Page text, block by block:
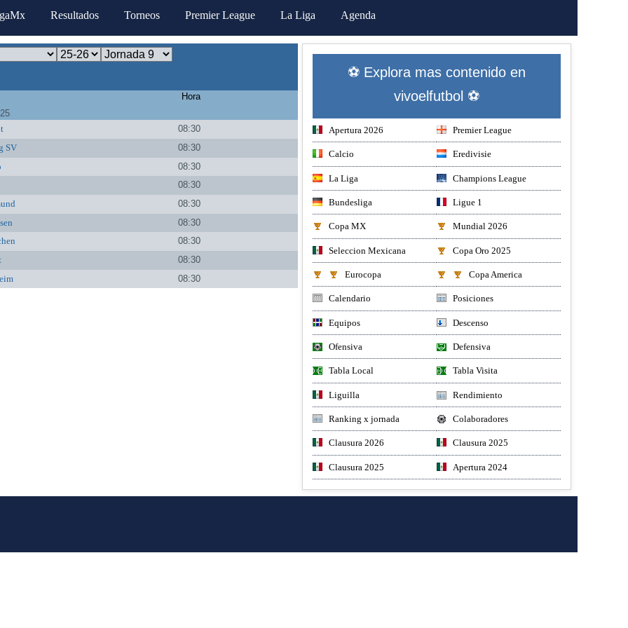
Resultados Torneos Premier League La Liga Agenda
Hora
08:30
SV
08:30
08:30
08:30
08:30
08:30
08:30
08:30
08:30
⚽ Explora mas contenido en
vivoelfutbol ⚽
Apertura 2026 Premier League
Calcio Eredivisie
La Liga Champions League
Bundesliga Ligue 1
Copa MX Mundial 2026
Seleccion Mexicana Copa Oro 2025
Eurocopa Copa America
Calendario Posiciones
Equipos Descenso
Ofensiva Defensiva
Tabla Local Tabla Visita
Liguilla Rendimiento
Ranking x jornada Colaboradores
Clausura 2026 Clausura 2025
Clausura 2025 Apertura 2024